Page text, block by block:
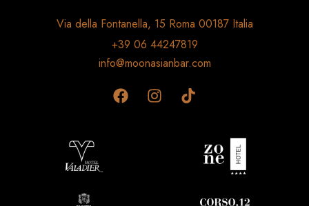
Via della Fontanella, 15 Roma 00187 Italia
+39 06 44247819
info@moonasianbar.com